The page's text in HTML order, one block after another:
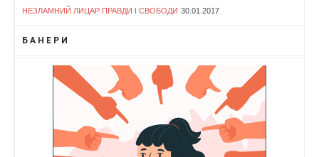
НЕЗЛАМНИЙ ЛИЦАР ПРАВДИ І СВОБОДИ 30.01.2017
БАНЕРИ